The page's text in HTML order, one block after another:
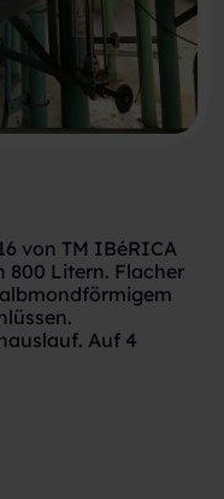
von TM IBéRICA
800 Litern. Flacher
Auf 4